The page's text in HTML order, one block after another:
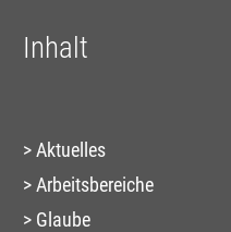
Inhalt
Aktuelles
Arbeitsbereiche
Glaube